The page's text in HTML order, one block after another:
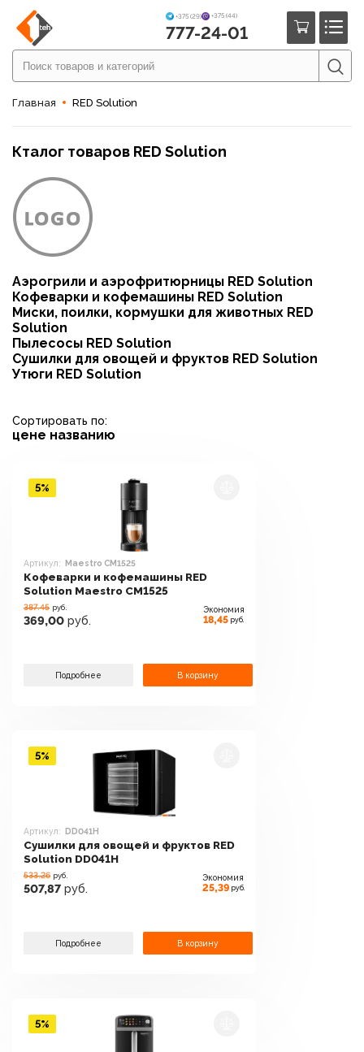
+375 (29) +375 (44)
777-24-01
Главная RED Solution
Кталог товаров RED Solution
Аэрогрили и аэрофритюрницы RED Solution
Кофеварки и кофемашины RED Solution
Миски, поилки, кормушки для животных RED
Solution
Пылесосы RED Solution
Сушилки для овощей и фруктов RED Solution
Утюги RED Solution
Сортировать по:
цене названию
Артикул: Maestro CM1525
Кофеварки и кофемашины RED
Solution Maestro CM1525
387.45 руб.
369,00 руб.
Экономия
18,45 руб.
Подробнее В корзину
5%
Артикул: DD041H
Сушилки для овощей и фруктов RED
Solution DD041H
533.26 руб.
507,87 руб.
Экономия
25,39 руб.
Подробнее В корзину
5%
5%